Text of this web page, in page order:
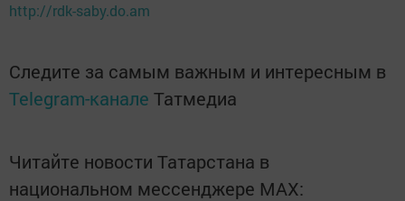
http://rdk-saby.do.am
Следите за самым важным и интересным в
Telegram-канале Татмедиа
Читайте новости Татарстана в
национальном мессенджере MАХ: